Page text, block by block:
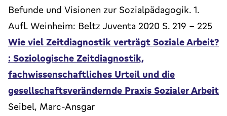
Befunde und Visionen zur Sozialpädagogik. 1.
Aufl. Weinheim: Beltz Juventa 2020 S. 219 - 225
Wie viel Zeitdiagnostik verträgt Soziale Arbeit?
: Soziologische Zeitdiagnostik,
fachwissenschaftliches Urteil und die
gesellschaftsverändernde Praxis Sozialer Arbeit
Seibel, Marc-Ansgar